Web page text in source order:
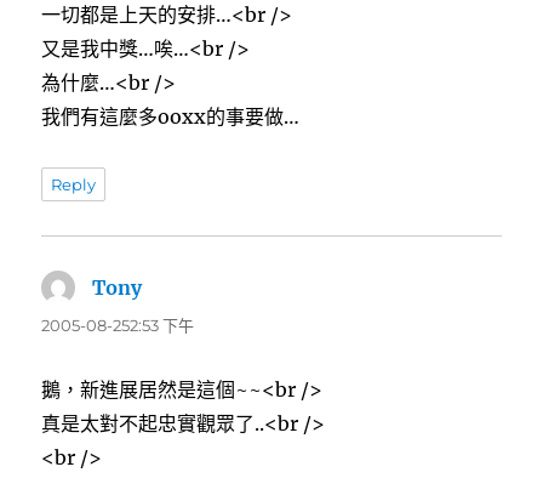
一切都是上天的安排…<br />
又是我中獎…唉…<br />
為什麼…<br />
我們有這麼多ooxx的事要做…
Reply
Tony表
示:
2005-08-252:53 下午
鵝，新進展居然是這個~~<br />
真是太對不起忠實觀眾了..<br />
<br />